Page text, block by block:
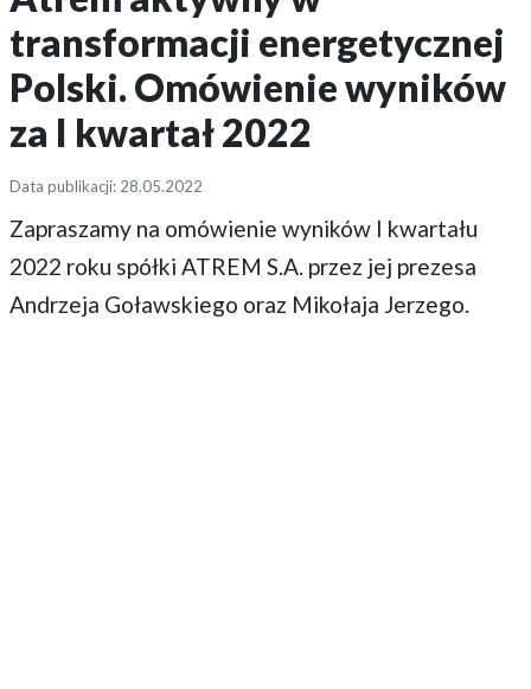
transformacji energetycznej
Polski. Omówienie wyników
za I kwartał 2022
Data publikacji: 28.05.2022
Zapraszamy na omówienie wyników I kwartału
2022 roku spółki ATREM S.A. przez jej prezesa
Andrzeja Goławskiego oraz Mikołaja Jerzego.